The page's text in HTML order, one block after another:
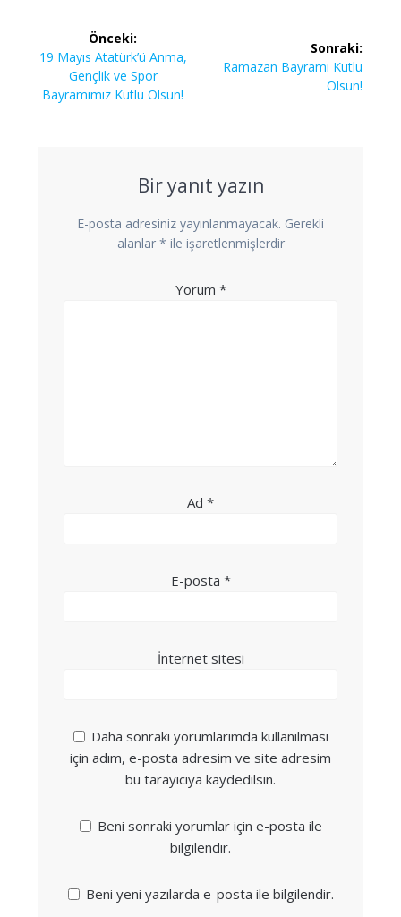
gezinmesi
Önceki:
Önceki
19 Mayıs Atatürk’ü Anma,
Gençlik ve Spor
Bayramımız Kutlu Olsun!
Sonraki:
Sonraki
Ramazan Bayramı Kutlu
Olsun!
Bir yanıt yazın
E-posta adresiniz yayınlanmayacak. Gerekli
alanlar * ile işaretlenmişlerdir
Yorum *
Ad *
E-posta *
İnternet sitesi
Daha sonraki yorumlarımda kullanılması
için adım, e-posta adresim ve site adresim
bu tarayıcıya kaydedilsin.
Beni sonraki yorumlar için e-posta ile
bilgilendir.
Beni yeni yazılarda e-posta ile bilgilendir.